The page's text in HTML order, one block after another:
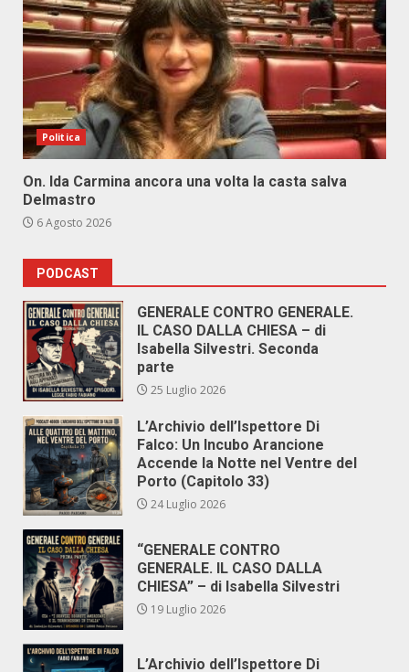
Politica
On. Ida Carmina ancora una volta la casta salva
Delmastro
6 Agosto 2026
PODCAST
GENERALE CONTRO GENERALE.
IL CASO DALLA CHIESA – di
Isabella Silvestri. Seconda
parte
25 Luglio 2026
L’Archivio dell’Ispettore Di
Falco: Un Incubo Arancione
Accende la Notte nel Ventre del
Porto (Capitolo 33)
24 Luglio 2026
“GENERALE CONTRO
GENERALE. IL CASO DALLA
CHIESA” – di Isabella Silvestri
19 Luglio 2026
L’Archivio dell’Ispettore Di